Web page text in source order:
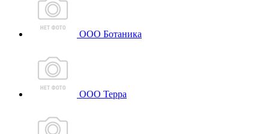
ООО Ботаника
ООО Терра